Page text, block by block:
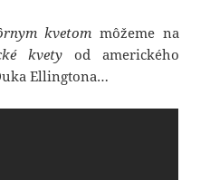
kvetom môžeme na
kvetyod amerického
Ellingtona…